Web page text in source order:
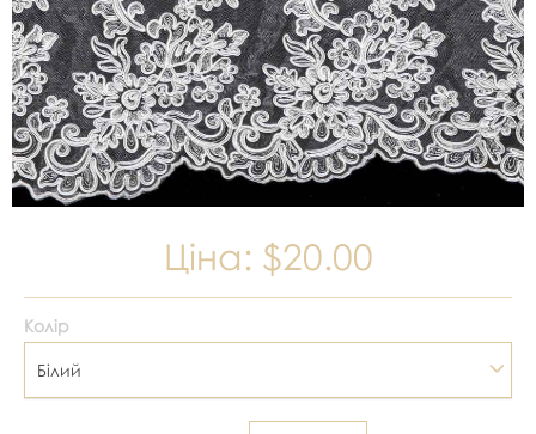
Ціна: $20.00
Колір
Білий